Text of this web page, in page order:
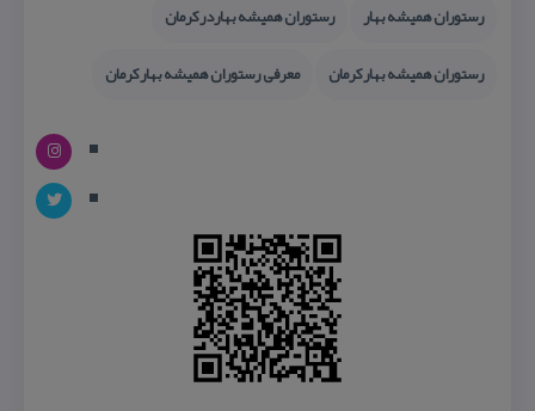
رستوران همیشه بهار
رستوران همیشه بهاردركرمان
رستوران همیشه بهاركرمان
معرفی رستوران همیشه بهاركرمان